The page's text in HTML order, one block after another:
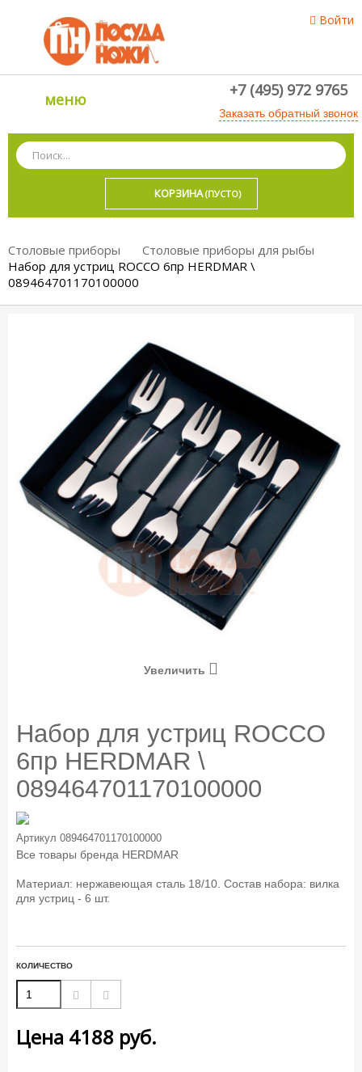
Войти
меню +7 (495) 972 9765
Заказать обратный звонок
КОРЗИНА (ПУСТО)
Столовые приборы
Столовые приборы для рыбы
Набор для устриц ROCCO 6пр HERDMAR \
089464701170100000
Увеличить
Набор для устриц ROCCO
6пр HERDMAR \
089464701170100000
Артикул 089464701170100000
Все товары бренда HERDMAR
Материал: нержавеющая сталь 18/10. Состав набора: вилка
для устриц - 6 шт.
КОЛИЧЕСТВО
Цена 4188 руб.